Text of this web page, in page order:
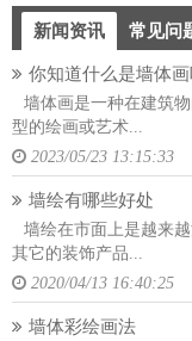
新闻资讯 常见问
你知道什么是墙体画
墙体画是一种在建筑
型的绘画或艺术...
2023/05/23 13:15:33
墙绘有哪些好处
墙绘在市面上是越来
其它的装饰产品...
2020/04/13 16:40:25
墙体彩绘画法